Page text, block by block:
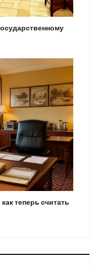
теперь считать